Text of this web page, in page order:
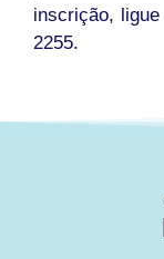
inscrição,
2255.